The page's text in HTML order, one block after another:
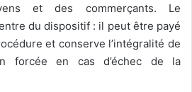
et des commerçants. Le
du dispositif : il peut être payé
et conserve l’intégralité de
forcée en cas d’échec de la